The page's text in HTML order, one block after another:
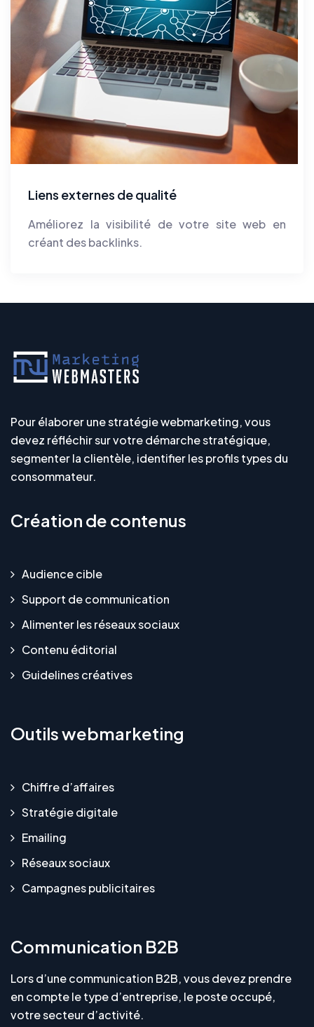
Liens externes de qualité
Améliorez la visibilité de votre site web en
créant des backlinks.
Pour élaborer une stratégie webmarketing, vous
devez réfléchir sur votre démarche stratégique,
segmenter la clientèle, identifier les profils types du
consommateur.
Création de contenus
Audience cible
Support de communication
Alimenter les réseaux sociaux
Contenu éditorial
Guidelines créatives
Outils webmarketing
Chiffre d’affaires
Stratégie digitale
Emailing
Réseaux sociaux
Campagnes publicitaires
Communication B2B
Lors d’une communication B2B, vous devez prendre
en compte le type d’entreprise, le poste occupé,
votre secteur d’activité.